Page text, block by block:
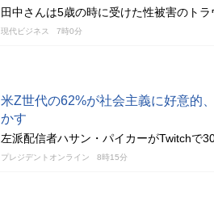
田中さんは5歳の時に受けた性被害のト
現代ビジネス 7時0分
米Z世代の62%が社会主義に好意的
かす
左派配信者ハサン・パイカーがTwitchで
プレジデントオンライン 8時15分